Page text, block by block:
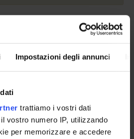
Impostazioni degli annunci
trattiamo i vostri dati
vostro numero IP, utilizzando
per memorizzare e accedere
lezioni